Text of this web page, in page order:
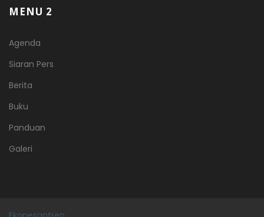
MENU 2
Agenda
Siaran Pers
Berita
Buku
Panduan
Galeri